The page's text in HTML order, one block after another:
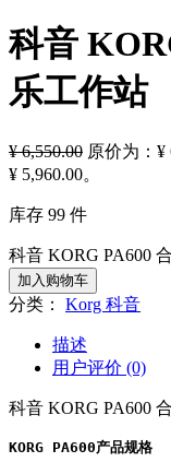
科音
乐工作站
¥6,550.00 原价为：¥
¥ 5,960.00。
库存 99 件
科音 KORG PA600
加入购物车
分类： Korg 科音
描述
用户评价 (0)
科音 KORG PA600
KORG PA600产品规格